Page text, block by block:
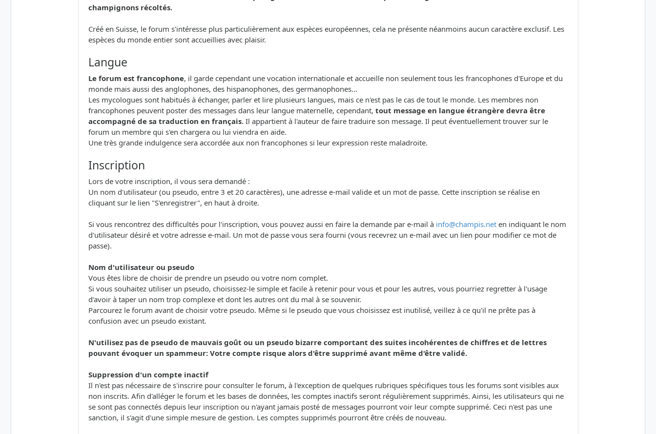
champignons récoltés.
Créé en Suisse, le forum s'intéresse plus particulièrement aux espèces européennes, cela ne présente néanmoins aucun caractère exclusif. Les
espèces du monde entier sont accueillies avec plaisir.
Langue
Le forum est francophone, il garde cependant une vocation internationale et accueille non seulement tous les francophones d'Europe et du
monde mais aussi des anglophones, des hispanophones, des germanophones...
Les mycologues sont habitués à échanger, parler et lire plusieurs langues, mais ce n'est pas le cas de tout le monde. Les membres non
francophones peuvent poster des messages dans leur langue maternelle, cependant, tout message en langue étrangère devra être
accompagné de sa traduction en français. Il appartient à l'auteur de faire traduire son message. Il peut éventuellement trouver sur le
forum un membre qui s'en chargera ou lui viendra en aide.
Une très grande indulgence sera accordée aux non francophones si leur expression reste maladroite.
Inscription
Lors de votre inscription, il vous sera demandé :
Un nom d'utilisateur (ou pseudo, entre 3 et 20 caractères), une adresse e-mail valide et un mot de passe. Cette inscription se réalise en
cliquant sur le lien "S'enregistrer", en haut à droite.
Si vous rencontrez des difficultés pour l'inscription, vous pouvez aussi en faire la demande par e-mail à info@champis.neten indiquant le nom
d'utilisateur désiré et votre adresse e-mail. Un mot de passe vous sera fourni (vous recevrez un e-mail avec un lien pour modifier ce mot de
passe).
Nom d'utilisateur ou pseudo
Vous êtes libre de choisir de prendre un pseudo ou votre nom complet.
Si vous souhaitez utiliser un pseudo, choisissez-le simple et facile à retenir pour vous et pour les autres, vous pourriez regretter à l'usage
d'avoir à taper un nom trop complexe et dont les autres ont du mal à se souvenir.
Parcourez le forum avant de choisir votre pseudo. Même si le pseudo que vous choisissez est inutilisé, veillez à ce qu'il ne prête pas à
confusion avec un pseudo existant.
N'utilisez pas de pseudo de mauvais goût ou un pseudo bizarre comportant des suites incohérentes de chiffres et de lettres
pouvant évoquer un spammeur: Votre compte risque alors d'être supprimé avant même d'être validé.
Suppression d'un compte inactif
Il n'est pas nécessaire de s'inscrire pour consulter le forum, à l'exception de quelques rubriques spécifiques tous les forums sont visibles aux
non inscrits. Afin d'alléger le forum et les bases de données, les comptes inactifs seront régulièrement supprimés. Ainsi, les utilisateurs qui ne
se sont pas connectés depuis leur inscription ou n'ayant jamais posté de messages pourront voir leur compte supprimé. Ceci n'est pas une
sanction, il s'agit d'une simple mesure de gestion. Les comptes supprimés pourront être créés de nouveau.